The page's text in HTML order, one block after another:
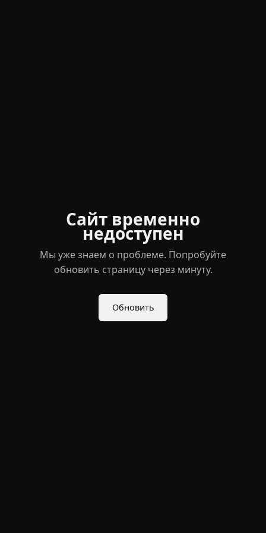
Сайт временно
недоступен
Мы уже знаем о проблеме. Попробуйте
обновить страницу через минуту.
Обновить